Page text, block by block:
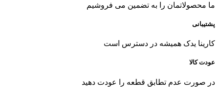
ما محصولاتمان را به تضمین می فروشیم
پشتیبانی
کارینا یدک همیشه در دسترس است
عودت کالا
در صورت عدم تطابق قطعه را عودت دهید